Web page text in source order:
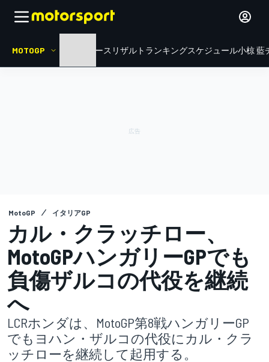
MOTOGP ニュース リザルト ランキングスケジュール小椋 藍
MotoGP イタリアGP
カル・クラッチロー、
MotoGPハンガリーGPでも
負傷ザルコの代役を継続
へ
LCRホンダは、MotoGP第8戦ハンガリーGP
でもヨハン・ザルコの代役にカル・クラ
ッチローを継続して起用する。